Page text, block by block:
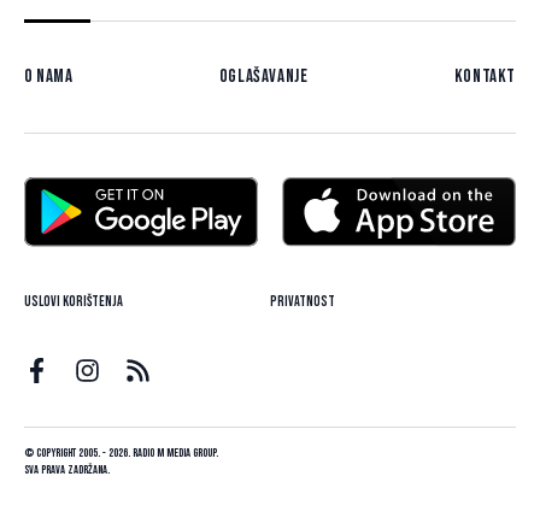
O nama Oglašavanje Kontakt
Uslovi korištenja Privatnost
© Copyright 2005. - 2026. Radio M Media Group.
Sva prava zadržana.